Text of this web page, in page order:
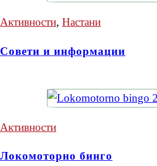
Активности, Настани
Совети и информации
Активности
Локомоторно бинго